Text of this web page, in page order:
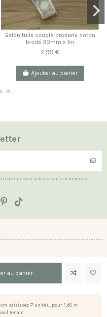
au panier
saisissez 7 unités, pour 1,60 m
tenant.
Galon tulle souple broderie coton
brodé 30mm x 1m
2,99 €
Ajouter au panier
pour cela nos informations de